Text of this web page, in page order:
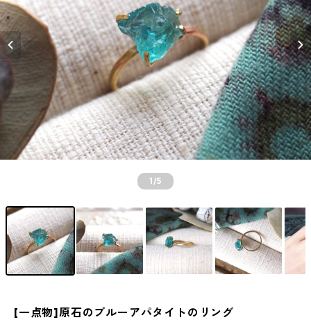
1/5
[一点物]原石のブルーアパタイトのリング